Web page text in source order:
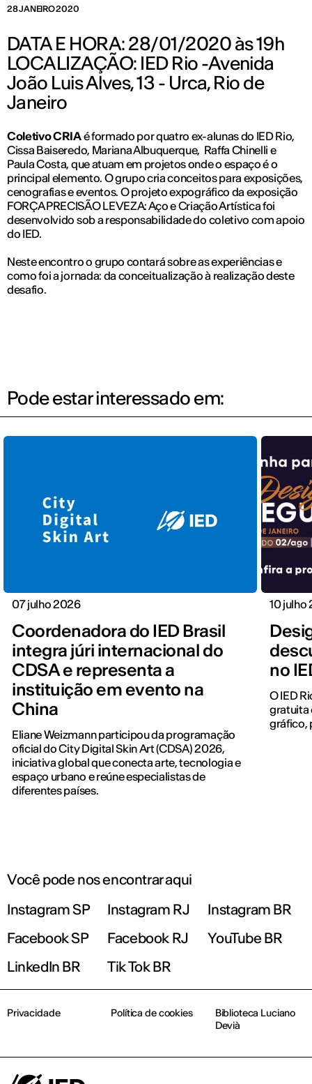
28 JANEIRO 2020
DATA E HORA: 28/01/2020 às 19h
LOCALIZAÇÃO: IED Rio -Avenida
João Luis Alves, 13 - Urca, Rio de
Janeiro
Coletivo CRIAé formado por quatro ex-alunas do IED Rio,
Cissa Baiseredo, Mariana Albuquerque, Raffa Chinelli e
Paula Costa, que atuam em projetos onde o espaço é o
principal elemento. O grupo cria conceitos para exposições,
cenografias e eventos. O projeto expográfico da exposição
FORÇA PRECISÃO LEVEZA: Aço e Criação Artística foi
desenvolvido sob a responsabilidade do coletivo com apoio
do IED.
Neste encontro o grupo contará sobre as experiências e
como foi a jornada: da conceitualização à realização deste
desafio.
Pode estar interessado em:
07 julho 2026
Coordenadora do IED Brasil
integra júri internacional do
CDSA e representa a
instituição em evento na
China
Eliane Weizmann participou da programação
oficial do City Digital Skin Art (CDSA) 2026,
iniciativa global que conecta arte, tecnologia e
espaço urbano e reúne especialistas de
diferentes países.
10 julho
no
O IED
gratuita
gráfico,
Você pode nos encontrar aqui
Instagram SP
Instagram RJ
Instagram BR
Facebook SP
Facebook RJ
YouTube BR
LinkedIn BR
Tik Tok BR
Privacidade Política de cookies
Biblioteca Luciano
Devià